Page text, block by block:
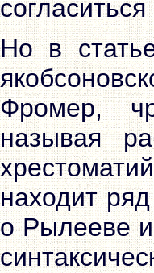
Но в
Фромер,
называя
находит
о Рылееве